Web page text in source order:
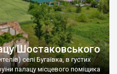
Шостаковського
селі Бугаївка, в густих
палацу місцевого поміщика